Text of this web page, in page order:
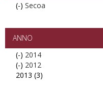
(-) Remove
filter
Secoa
ANNO
(-) Remove
2014
filter
2014
(-) Remove
2012
2012
2013 (3)